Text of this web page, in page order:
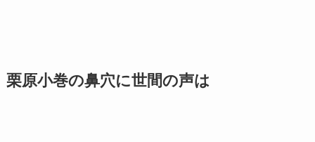
栗原小巻の鼻穴に世間の声は